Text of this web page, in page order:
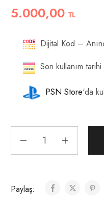
5.000,00 TL
Dijital Kod –
Son kullanım
PSN Store‘da
Paylaş: